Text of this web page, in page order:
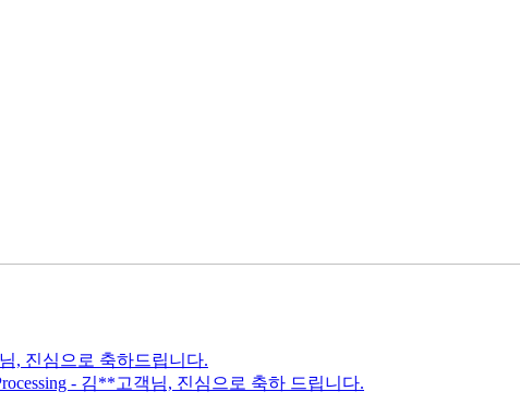
, 진심으로 축하드립니다.
- 김**고객님, 진심으로 축하 드립니다.